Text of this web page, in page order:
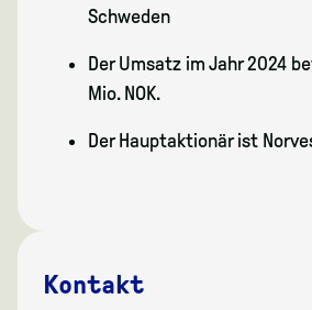
Schweden
Der Umsatz im Jahr 2024
Mio. NOK.
Der Hauptaktionär ist
Kontakt